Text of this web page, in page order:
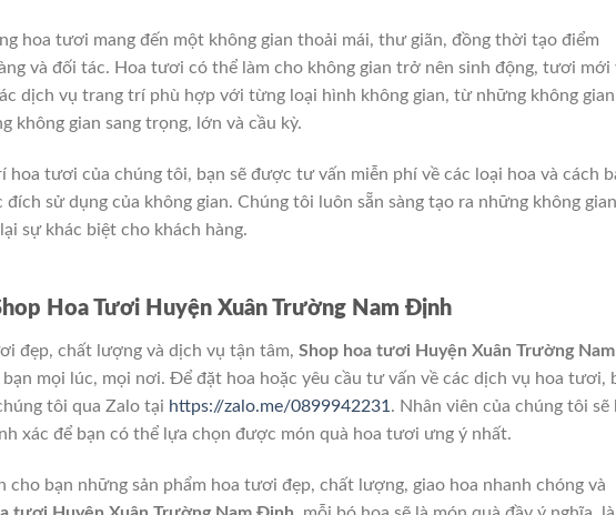
hoa tươi mang đến một không gian thoải mái, thư giãn, đồng thời tạo điểm
và đối tác. Hoa tươi có thể làm cho không gian trở nên sinh động, tươi mới
dịch vụ trang trí phù hợp với từng loại hình không gian, từ những không gian
không gian sang trọng, lớn và cầu kỳ.
hoa tươi của chúng tôi, bạn sẽ được tư vấn miễn phí về các loại hoa và cách
sử dụng của không gian. Chúng tôi luôn sẵn sàng tạo ra những không gian
sự khác biệt cho khách hàng.
Hoa Tươi Huyện Xuân Trường Nam Định
đẹp, chất lượng và dịch vụ tận tâm, Shop hoa tươi Huyện Xuân Trường Nam
bạn mọi lúc, mọi nơi. Để đặt hoa hoặc yêu cầu tư vấn về các dịch vụ hoa tươi,
tôi qua Zalo tại https://zalo.me/0899942231 . Nhân viên của chúng tôi sẽ
xác để bạn có thể lựa chọn được món quà hoa tươi ưng ý nhất.
cho bạn những sản phẩm hoa tươi đẹp, chất lượng, giao hoa nhanh chóng và